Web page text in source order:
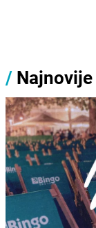
/ Najnovije